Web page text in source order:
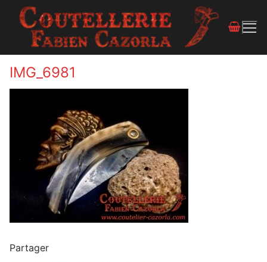
IMG_6981
Partager